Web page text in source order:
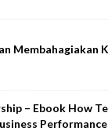
Membahagiakan
– Ebook How